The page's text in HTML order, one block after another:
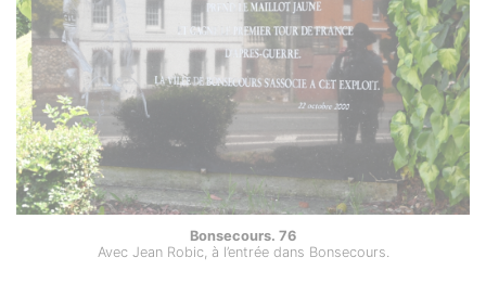
Bonsecours. 76
Avec Jean Robic, à l’entrée dans Bonsecours.